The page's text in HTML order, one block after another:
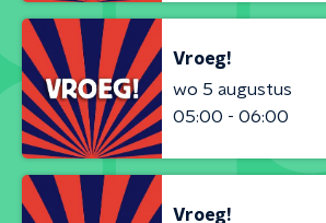
Vroeg!
wo 5 augustus
05:00 - 06:00
Vroeg!